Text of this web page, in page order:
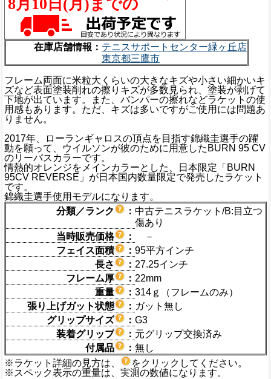
在庫店舗情報： テニスサポートセンター緑ヶ丘店
東京都三鷹市
フレーム両面に米粒大くらいの大きなキズや小さい細かいキ
ズなど表面塗装削れの擦りキズが多数見られ、塗装が剥げて
下地が出ています。また、バンパーの擦れなどラケットの使
用感もあります。ただ、キズは多いですがご使用には問題あ
りません。
2017年、ローランギャロスの頂点を目指す錦織圭選手の躍
動を願って、ウイルソンが彼のために用意したBURN 95 CV
のリーバスカラーです。
情熱的オレンジをメインカラーとした、日本限定「BURN
95CV REVERSE」が日本国内数量限定で発売したラケット
です。
錦織圭選手使用モデルになります。
分類／ランク
： 中古テニスラケット/B:目立つ
傷あり
当時販売価格
：
－
フェイス面積
： 95平方インチ
長さ
： 27.25インチ
フレーム厚
： 22mm
重量
： 314ｇ（フレームのみ）
張り上げガット状態
： ガット無し
グリップサイズ
： G3
装着グリップ
： 元グリップ交換済み
付属品
： 無し
※ラケット詳細の見方は、
をクリックしてください。
※スペック表示の重量は、実測の数値になります。